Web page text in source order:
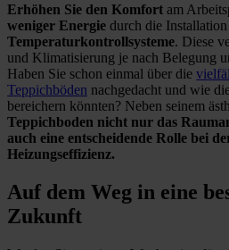
Erhöhen Sie den Komfort am
weniger Energie durch die Installation
Temperaturkontrollsysteme. Diese
und Klimatisierung je nach Belegung
Haben Sie schon einmal über die
Teppichböden nachgedacht und wie
bereichern könnten? Neben seinem
Teppichboden nicht nur das
auch eine entscheidende Rolle bei
Heizungseffizienz.
Auf dem Weg in eine
Zukunft